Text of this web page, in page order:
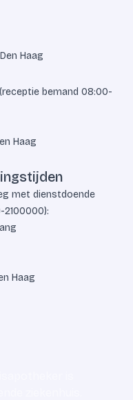
Haag
bemand 08:00-
Haag
met dienstdoende
2100000):
Haag